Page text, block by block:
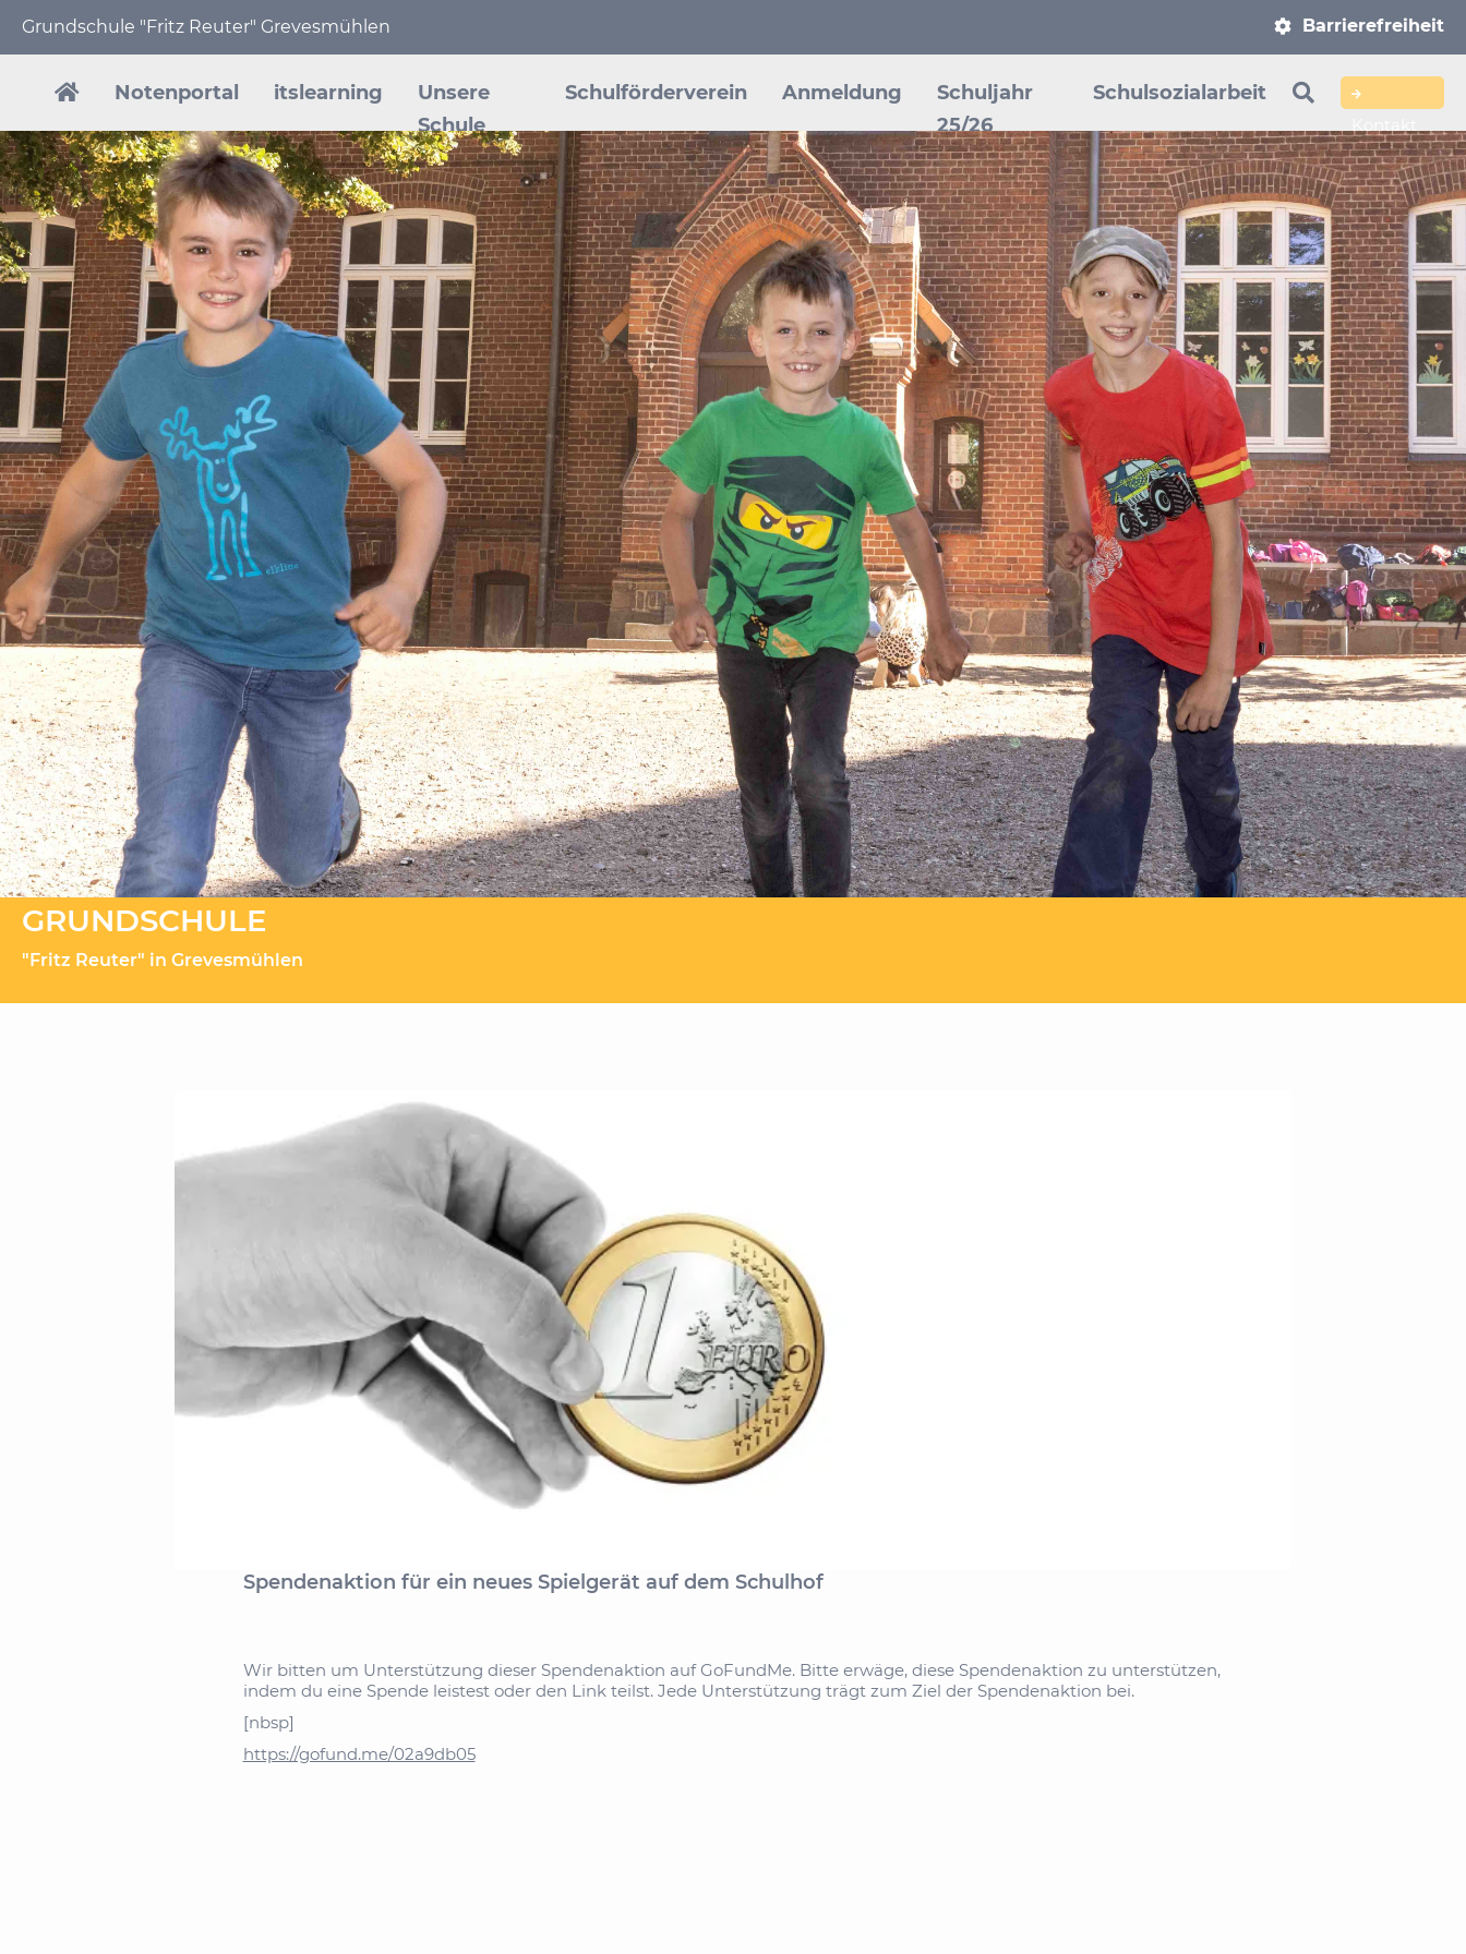
Grundschule "Fritz Reuter" Grevesmühlen
überspringen
Barrierefreiheit
überspringen
Notenportal itslearning
Unsere
Schule
Schulförderverein Anmeldung
Schuljahr
25/26
Schulsozialarbeit
GRUNDSCHULE
"Fritz Reuter" in Grevesmühlen
Spendenaktion für ein neues Spielgerät auf dem Schulhof
Wir bitten um Unterstützung dieser Spendenaktion auf GoFundMe. Bitte erwäge, diese Spendenaktion zu unterstützen,
indem du eine Spende leistest oder den Link teilst. Jede Unterstützung trägt zum Ziel der Spendenaktion bei.
[nbsp]
https://gofund.me/02a9db05